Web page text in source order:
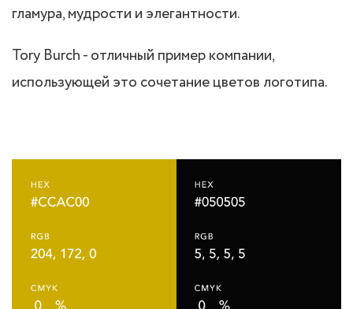
гламура, мудрости и элегантности.
Tory Burch - отличный пример компании,
использующей это сочетание цветов логотипа.